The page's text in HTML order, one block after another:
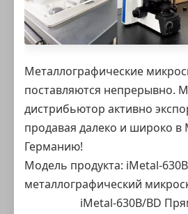
Металлографические
поставляются непрерывно.
дистрибьютор активно
продавая далеко и широко
Германию!
Модель продукта: iMetal-
металлографический
iMetal-630B/BD